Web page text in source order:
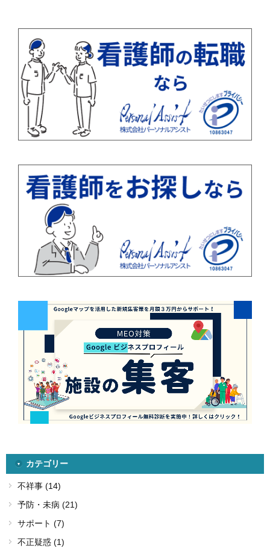
カテゴリー
不祥事 (14)
予防・未病 (21)
サポート (7)
不正疑惑 (1)